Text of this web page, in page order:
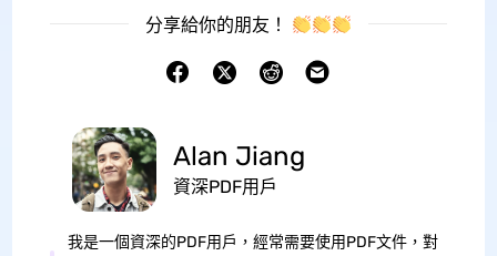
分享給你的朋友！
Alan Jiang
資深PDF用戶
我是一個資深的PDF用戶，經常需要使用PDF文件，對